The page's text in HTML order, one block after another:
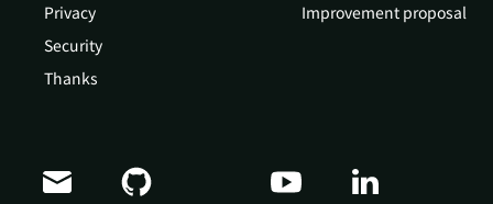
Privacy
Security
Thanks
Improvement proposal